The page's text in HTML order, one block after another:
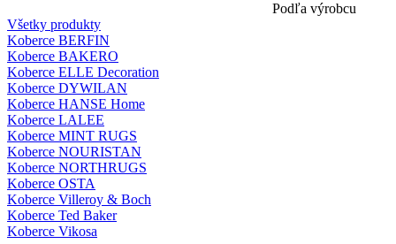
Podľa výrobcu
Všetky produkty
Koberce BERFIN
Koberce BAKERO
Koberce ELLE Decoration
Koberce DYWILAN
Koberce HANSE Home
Koberce LALEE
Koberce MINT RUGS
Koberce NOURISTAN
Koberce NORTHRUGS
Koberce OSTA
Koberce Villeroy & Boch
Koberce Ted Baker
Koberce Vikosa